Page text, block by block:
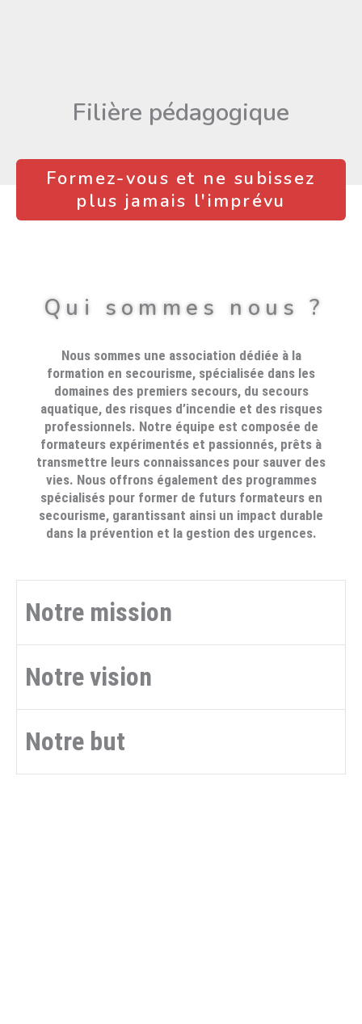
Filière pédagogique
Formez-vous et ne subissez
plus jamais l'imprévu
Qui sommes nous ?
Nous sommes une association dédiée à la
formation en secourisme, spécialisée dans les
domaines des premiers secours, du secours
aquatique, des risques d’incendie et des risques
professionnels. Notre équipe est composée de
formateurs expérimentés et passionnés, prêts à
transmettre leurs connaissances pour sauver des
vies. Nous offrons également des programmes
spécialisés pour former de futurs formateurs en
secourisme, garantissant ainsi un impact durable
dans la prévention et la gestion des urgences.
Notre mission
Notre vision
Notre but